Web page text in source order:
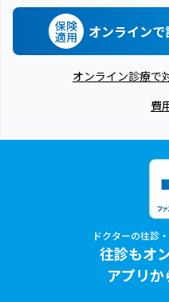
保険
適用 オンライン
オンライン診療で
費
ドクターの往診
往診もオ
アプリ